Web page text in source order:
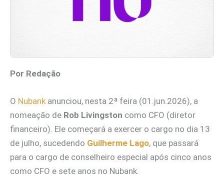
Por Redação
O Nubank anunciou, nesta 2ª feira (01.jun.2026), a
nomeação de Rob Livingston como CFO (diretor
financeiro). Ele começará a exercer o cargo no dia 13
de julho, sucedendo Guilherme Lago, que passará
para o cargo de conselheiro especial após cinco anos
como CFO e sete anos no Nubank.